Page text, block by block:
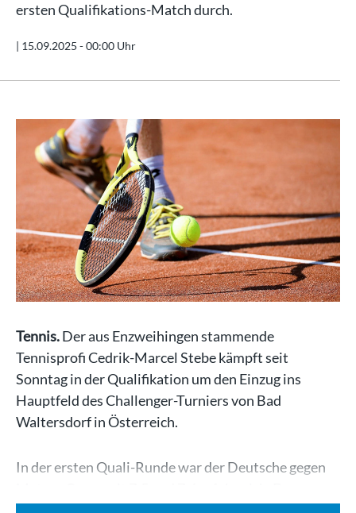
ersten Qualifikations-Match durch.
| 15.09.2025 - 00:00 Uhr
Tennis.Der aus Enzweihingen stammende
Tennisprofi Cedrik-Marcel Stebe kämpft seit
Sonntag in der Qualifikation um den Einzug ins
Hauptfeld des Challenger-Turniers von Bad
Waltersdorf in Österreich.
In der ersten Quali-Runde war der Deutsche gegen